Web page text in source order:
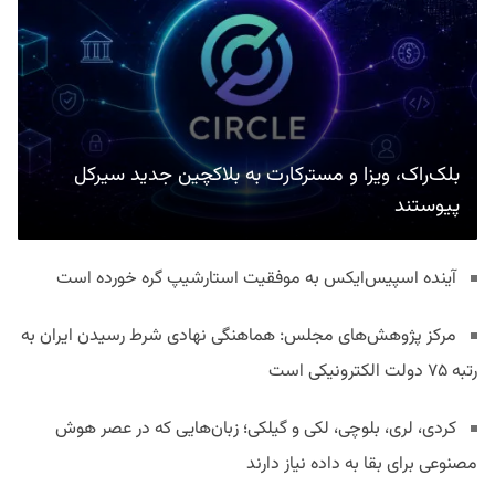
بلک‌راک، ویزا و مسترکارت به بلاکچین جدید سیرکل
پیوستند
آینده اسپیس‌ایکس به موفقیت استارشیپ گره خورده است
مرکز پژوهش‌های مجلس: هماهنگی نهادی شرط رسیدن ایران به
رتبه ۷۵ دولت الکترونیکی است
کردی، لری، بلوچی، لکی و گیلکی؛ زبان‌هایی که در عصر هوش
مصنوعی برای بقا به داده نیاز دارند